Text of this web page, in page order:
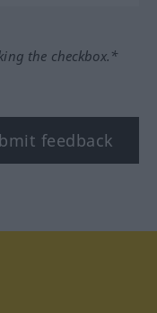
the checkbox.*
feedback